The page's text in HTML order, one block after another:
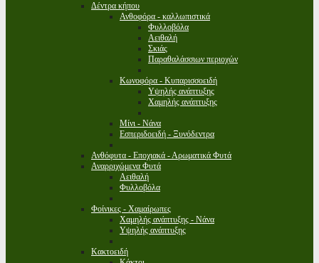
Δέντρα κήπου
Ανθοφόρα - καλλωπιστικά
Φυλλοβόλα
Αειθαλή
Σκιάς
Παραθαλάσσιων περιοχών
Κωνοφόρα - Κυπαρισσοειδή
Υψηλής ανάπτυξης
Χαμηλής ανάπτυξης
Μίνι - Νάνα
Εσπεριδοειδή - Ξυνόδεντρα
Ανθόφυτα - Εποχιακά - Αρωματικά Φυτά
Αναρριχώμενα Φυτά
Αειθαλή
Φυλλοβόλα
Φοίνικες - Χαμαίρωπες
Χαμηλής ανάπτυξης - Νάνα
Υψηλής ανάπτυξης
Κακτοειδή